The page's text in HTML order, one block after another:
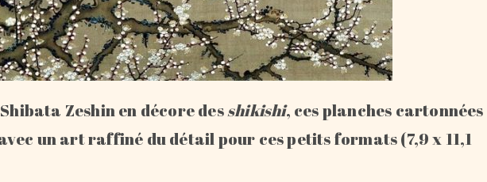
Zeshin en décore desshikishi, ces planches cartonnées
un art raffiné du détail pour ces petits formats (7,9 x 11,1